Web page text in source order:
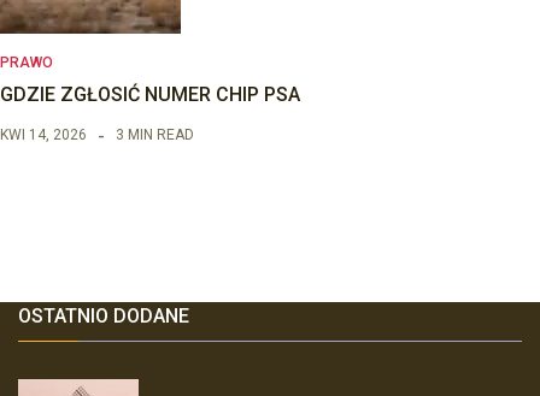
PRAWO
GDZIE ZGŁOSIĆ NUMER CHIP PSA
KWI 14, 2026 3 MIN READ
OSTATNIO DODANE